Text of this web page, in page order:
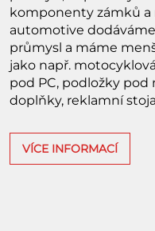
komponenty zámků
automotive
průmysl a máme
jako např.
pod PC, podložky
doplňky, reklamní
VÍCE INFORMACÍ